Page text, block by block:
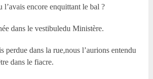
l’avais encore enquittant le bal ?
dans le vestibuledu Ministère.
perdue dans la rue,nous l’aurions entendu
dans le fiacre.